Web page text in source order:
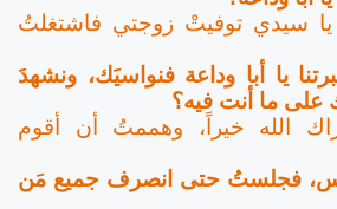
يا سيدي توفيتْ زوجتي فاشتغلتُ
يا أبا وداعة فنواسيَك، ونشهدَ
على ما أنت فيه؟
الله خيراً، وهممتُ أن أقوم
فجلستُ حتى انصرف جميع مَن